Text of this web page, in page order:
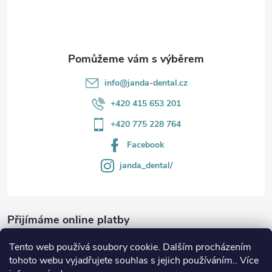
Tento web používá soubory cookie. Dalším procházením
tohoto webu vyjadřujete souhlas s jejich používáním.. Více
info@janda-dental.cz
+420 415 653 201
+420 775 228 764
Facebook
janda_dental/
Přijímáme online platby